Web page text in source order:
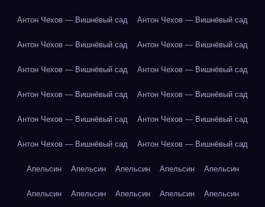
Антон Чехов — Вишнёвый сад Антон Чехов — Вишнёвый сад
Антон Чехов — Вишнёвый сад Антон Чехов — Вишнёвый сад
Антон Чехов — Вишнёвый сад Антон Чехов — Вишнёвый сад
Антон Чехов — Вишнёвый сад Антон Чехов — Вишнёвый сад
Антон Чехов — Вишнёвый сад Антон Чехов — Вишнёвый сад
Антон Чехов — Вишнёвый сад Антон Чехов — Вишнёвый сад
Апельсин Апельсин Апельсин Апельсин Апельсин
Апельсин Апельсин Апельсин Апельсин Апельсин